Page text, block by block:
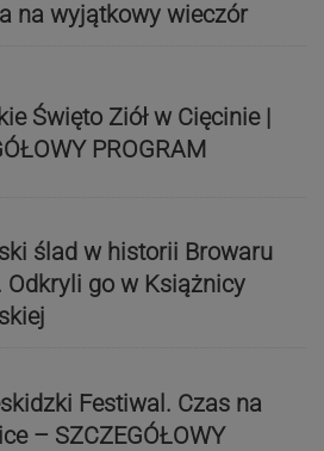
na wyjątkowy wieczór
Święto Ziół w Cięcinie |
PROGRAM
ślad w historii Browaru
Odkryli go w Książnicy
Festiwal. Czas na
– SZCZEGÓŁOWY